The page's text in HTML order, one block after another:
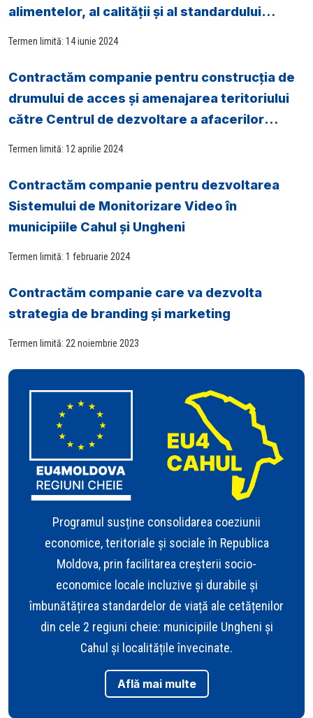
alimentelor, al calităţii și al standardului
Termen limită: 14 iunie 2024
Contractăm companie pentru construcția de
drumului de acces și amenajarea teritoriului
către Centrul de dezvoltare a afacerilor
Termen limită: 12 aprilie 2024
Contractăm companie pentru dezvoltarea
Sistemului de Monitorizare Video în
municipiile Cahul și Ungheni
Termen limită: 1 februarie 2024
Contractăm companie care va dezvolta
strategia de branding și marketing
Termen limită: 22 noiembrie 2023
Programul susține consolidarea coeziunii
economice, teritoriale și sociale în Republica
Moldova, prin facilitarea creșterii socio-
economice locale incluzive și durabile și
îmbunătățirea standardelor de viață ale cetățenilor
din cele 2 regiuni cheie: municipiile Ungheni și
Cahul și localitățile învecinate.
Află mai multe